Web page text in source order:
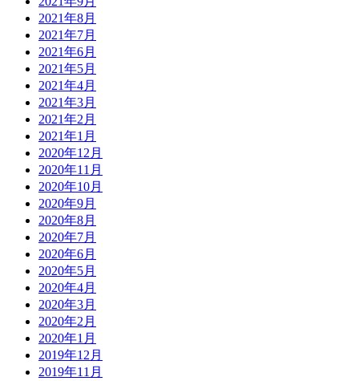
2021年8月
2021年7月
2021年6月
2021年5月
2021年4月
2021年3月
2021年2月
2021年1月
2020年12月
2020年11月
2020年10月
2020年9月
2020年8月
2020年7月
2020年6月
2020年5月
2020年4月
2020年3月
2020年2月
2020年1月
2019年12月
2019年11月